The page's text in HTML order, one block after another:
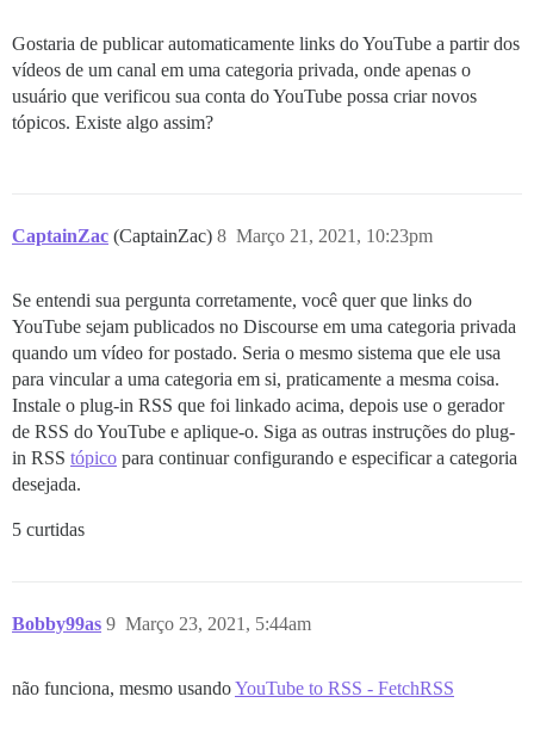
Gostaria de publicar automaticamente links do YouTube a partir dos
vídeos de um canal em uma categoria privada, onde apenas o
usuário que verificou sua conta do YouTube possa criar novos
tópicos. Existe algo assim?
CaptainZac (CaptainZac) Março 21, 2021, 10:23pm
8
Se entendi sua pergunta corretamente, você quer que links do
YouTube sejam publicados no Discourse em uma categoria privada
quando um vídeo for postado. Seria o mesmo sistema que ele usa
para vincular a uma categoria em si, praticamente a mesma coisa.
Instale o plug-in RSS que foi linkado acima, depois use o gerador
de RSS do YouTube e aplique-o. Siga as outras instruções do plug-
in RSS tópico para continuar configurando e especificar a categoria
desejada.
5 curtidas
Bobby99as Março 23, 2021, 5:44am
9
não funciona, mesmo usandoYouTube to RSS - FetchRSS